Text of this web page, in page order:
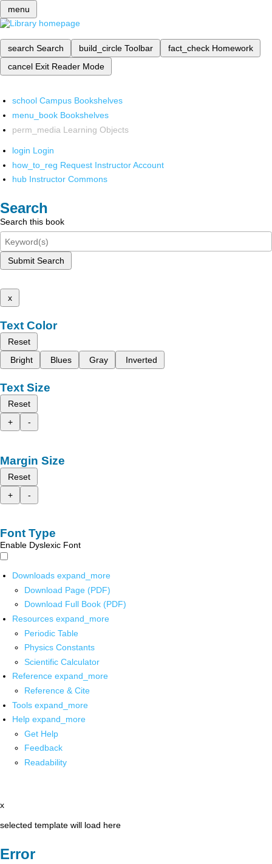
menu
search Search build_circle Toolbar fact_check Homework
cancel Exit Reader Mode
school Campus Bookshelves
menu_book Bookshelves
perm_media Learning Objects
login Login
how_to_reg Request Instructor Account
hub Instructor Commons
Search
Search this book
Submit Search
x
Text Color
Reset
Bright
Blues Gray Inverted
Text Size
Reset
+
-
Margin Size
Reset
+
-
Font Type
Enable Dyslexic Font
Downloads expand_more
Download Page (PDF)
Download Full Book (PDF)
Resources expand_more
Periodic Table
Physics Constants
Scientific Calculator
Reference expand_more
Reference & Cite
Tools expand_more
Help expand_more
Get Help
Feedback
Readability
x
selected template will load here
Error